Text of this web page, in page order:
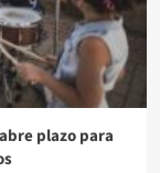
plazo para